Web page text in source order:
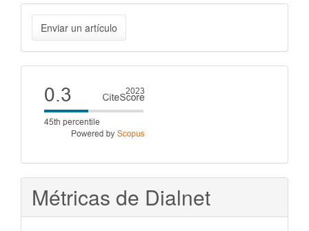
Enviar
un
artículo
Enviar un artículo
Cite
score
Métricas de Dialnet